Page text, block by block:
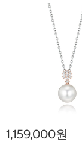
1,159,000원